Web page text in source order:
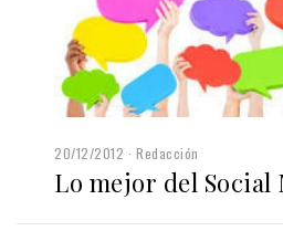
20/12/2012 Redacción
Lo mejor del Social